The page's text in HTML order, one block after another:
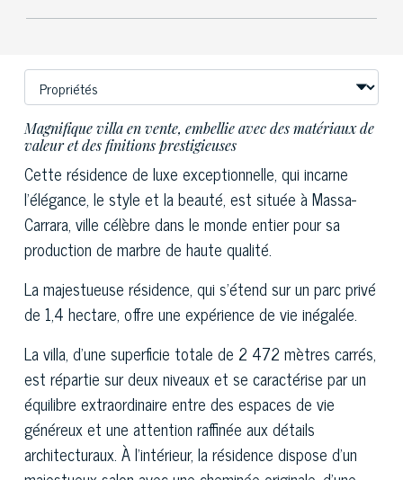
Magnifique villa en vente, embellie avec des matériaux de
valeur et des finitions prestigieuses
Cette résidence de luxe exceptionnelle, qui incarne
l'élégance, le style et la beauté, est située à Massa-
Carrara, ville célèbre dans le monde entier pour sa
production de marbre de haute qualité.
La majestueuse résidence, qui s'étend sur un parc privé
de 1,4 hectare, offre une expérience de vie inégalée.
La villa, d'une superficie totale de 2 472 mètres carrés,
est répartie sur deux niveaux et se caractérise par un
équilibre extraordinaire entre des espaces de vie
généreux et une attention raffinée aux détails
architecturaux. À l'intérieur, la résidence dispose d'un